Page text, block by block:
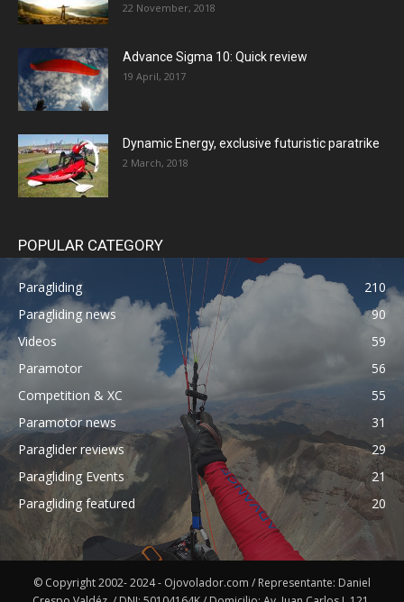
22 November, 2018
Advance Sigma 10: Quick review
19 April, 2017
Dynamic Energy, exclusive futuristic paratrike
2 March, 2018
POPULAR CATEGORY
Paragliding
210
Paragliding news
90
Videos
59
Paramotor
56
Competition & XC
55
Paramotor news
31
Paraglider reviews
29
Paragliding Events
21
Paragliding featured
20
© Copyright 2002- 2024 - Ojovolador.com / Representante: Daniel